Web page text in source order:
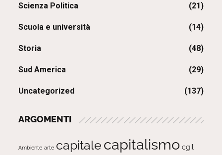
Scienza Politica (21)
Scuola e università (14)
Storia (48)
Sud America (29)
Uncategorized (137)
ARGOMENTI
Ambiente arte capitale capitalismo cgil